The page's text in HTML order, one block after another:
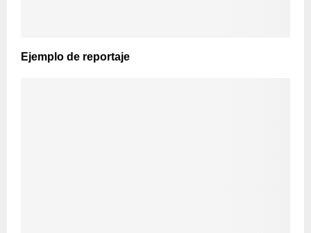
Ejemplo de reportaje